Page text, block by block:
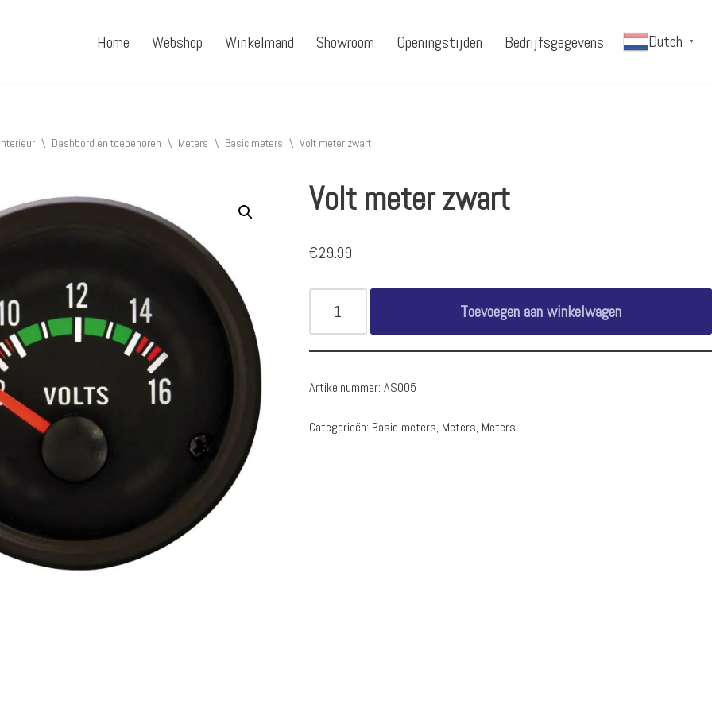
Home Webshop Winkelmand Showroom Openingstijden Bedrijfsgegevens Dutch ▼
\ Dashbord en toebehoren \ Meters \ Basic meters \ Volt meter zwart
Volt meter zwart
€29.99
Toevoegen aan winkelwagen
Artikelnummer:AS005
Categorieën: Basic meters, Meters, Meters